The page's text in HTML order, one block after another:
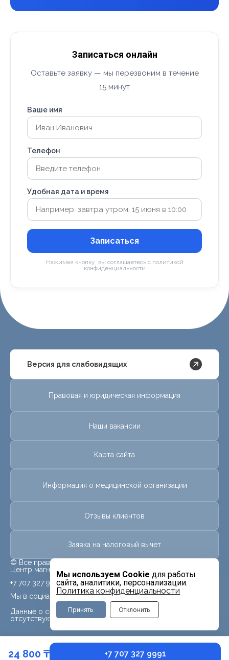
Записаться
Мы используем Cookie для работы
сайта, аналитики, персонализации.
Политика конфиденциальности
Принять Отклонить
24 800 ₸ +7 707 327 9991
Записаться онлайн
Оставьте заявку — мы перезвоним в течение
15 минут
Ваше имя
Телефон
Удобная дата и время
Записаться
Нажимая кнопку, вы соглашаетесь с политикой
конфиденциальности
Версия для слабовидящих
Правовая и юридическая информация
Наши вакансии
Карта сайта
Информация о медицинской организации
Отзывы клиентов
Заявка на налоговый вычет
© Все права защищены.
Центр магнитно-резонансной томографии «МРТ Лидер»
Мы в социальных сетях
Данные о социальных сетях для данного филиала
отсутствуют
+7 707 327 9991